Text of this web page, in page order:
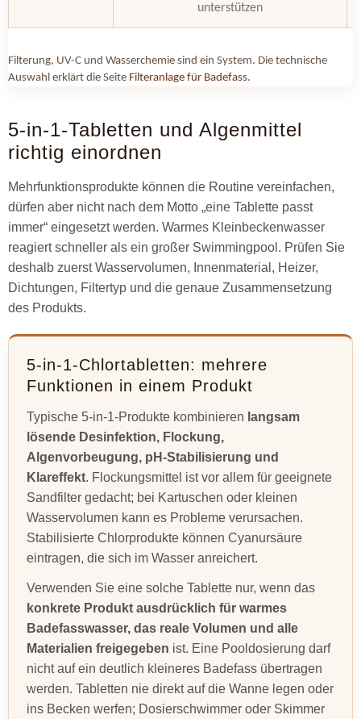
unterstützen
Filterung, UV-C und Wasserchemie sind ein System. Die technische
Auswahl erklärt die Seite Filteranlage für Badefass.
5-in-1-Tabletten und Algenmittel
richtig einordnen
Mehrfunktionsprodukte können die Routine vereinfachen,
dürfen aber nicht nach dem Motto „eine Tablette passt
immer“ eingesetzt werden. Warmes Kleinbeckenwasser
reagiert schneller als ein großer Swimmingpool. Prüfen Sie
deshalb zuerst Wasservolumen, Innenmaterial, Heizer,
Dichtungen, Filtertyp und die genaue Zusammensetzung
des Produkts.
5-in-1-Chlortabletten: mehrere
Funktionen in einem Produkt
Typische 5-in-1-Produkte kombinieren langsam
lösende Desinfektion, Flockung,
Algenvorbeugung, pH-Stabilisierung und
Klareffekt. Flockungsmittel ist vor allem für geeignete
Sandfilter gedacht; bei Kartuschen oder kleinen
Wasservolumen kann es Probleme verursachen.
Stabilisierte Chlorprodukte können Cyanursäure
eintragen, die sich im Wasser anreichert.
Verwenden Sie eine solche Tablette nur, wenn das
konkrete Produkt ausdrücklich für warmes
Badefasswasser, das reale Volumen und alle
Materialien freigegeben ist. Eine Pooldosierung darf
nicht auf ein deutlich kleineres Badefass übertragen
werden. Tabletten nie direkt auf die Wanne legen oder
ins Becken werfen; Dosierschwimmer oder Skimmer